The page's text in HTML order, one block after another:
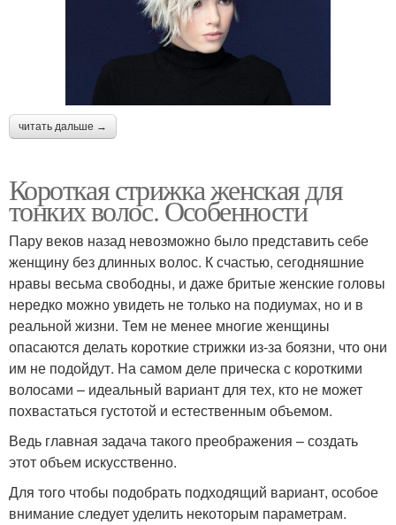
читать дальше →
Короткая стрижка женская для
тонких волос. Особенности
Пару веков назад невозможно было представить себе
женщину без длинных волос. К счастью, сегодняшние
нравы весьма свободны, и даже бритые женские головы
нередко можно увидеть не только на подиумах, но и в
реальной жизни. Тем не менее многие женщины
опасаются делать короткие стрижки из-за боязни, что они
им не подойдут. На самом деле прическа с короткими
волосами – идеальный вариант для тех, кто не может
похвастаться густотой и естественным объемом.
Ведь главная задача такого преображения – создать
этот объем искусственно.
Для того чтобы подобрать подходящий вариант, особое
внимание следует уделить некоторым параметрам.